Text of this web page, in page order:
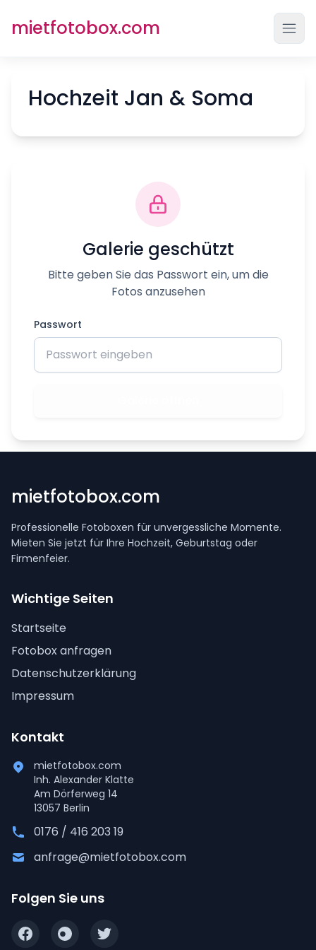
mietfotobox.com
Hochzeit Jan & Soma
Galerie geschützt
Bitte geben Sie das Passwort ein, um die
Fotos anzusehen
Passwort
mietfotobox.com
Professionelle Fotoboxen für unvergessliche Momente.
Mieten Sie jetzt für Ihre Hochzeit, Geburtstag oder
Firmenfeier.
Wichtige Seiten
Startseite
Fotobox anfragen
Datenschutzerklärung
Impressum
Kontakt
mietfotobox.com
Inh. Alexander Klatte
Am Dörferweg 14
13057 Berlin
0176 / 416 203 19
anfrage@mietfotobox.com
Folgen Sie uns